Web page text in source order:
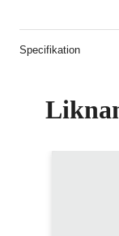
Specifikation